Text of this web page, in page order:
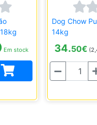
Em stock
Dog Chow
14kg
34.50€
Quantidade